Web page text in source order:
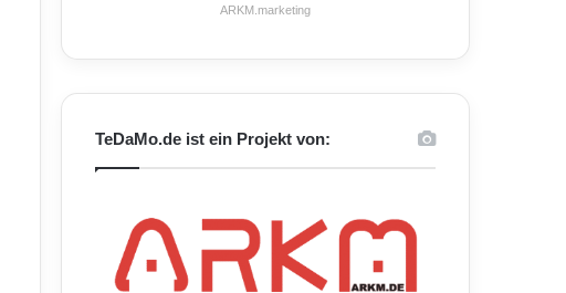
ARKM.marketing
TeDaMo.de ist ein Projekt von: